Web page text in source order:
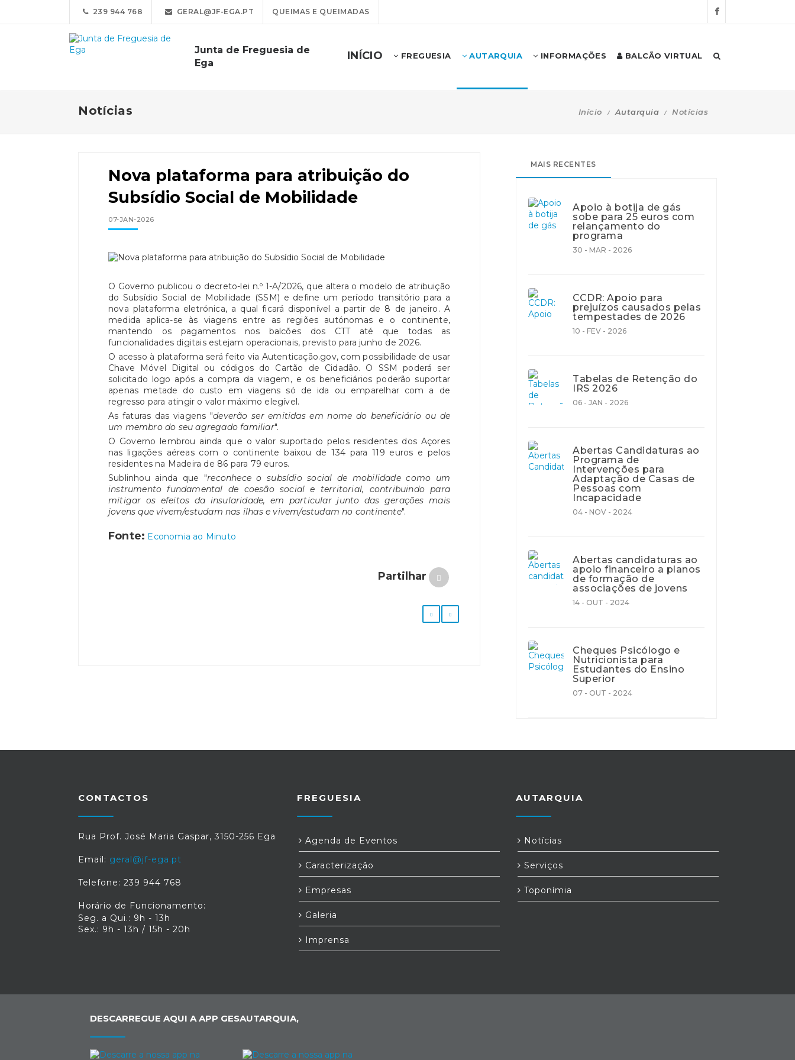
239 944 768 GERAL@JF-EGA.PT QUEIMAS E QUEIMADAS
Junta de Freguesia de
Ega
INÍCIO FREGUESIA AUTARQUIA INFORMAÇÕES BALCÃO VIRTUAL
Notícias Início Autarquia Notícias
Nova plataforma para atribuição do
Subsídio Social de Mobilidade
07-JAN-2026
O Governo publicou o decreto-lei n.º 1-A/2026, que altera o modelo de atribuição
do Subsídio Social de Mobilidade (SSM) e define um período transitório para a
nova plataforma eletrónica, a qual ficará disponível a partir de 8 de janeiro. A
medida aplica-se às viagens entre as regiões autónomas e o continente,
mantendo os pagamentos nos balcões dos CTT até que todas as
funcionalidades digitais estejam operacionais, previsto para junho de 2026.
O acesso à plataforma será feito via Autenticação.gov, com possibilidade de usar
Chave Móvel Digital ou códigos do Cartão de Cidadão. O SSM poderá ser
solicitado logo após a compra da viagem, e os beneficiários poderão suportar
apenas metade do custo em viagens só de ida ou emparelhar com a de
regresso para atingir o valor máximo elegível.
As faturas das viagens "deverão ser emitidas em nome do beneficiário ou de
um membro do seu agregado familiar".
O Governo lembrou ainda que o valor suportado pelos residentes dos Açores
nas ligações aéreas com o continente baixou de 134 para 119 euros e pelos
residentes na Madeira de 86 para 79 euros.
Sublinhou ainda que "reconhece o subsídio social de mobilidade como um
instrumento fundamental de coesão social e territorial, contribuindo para
mitigar os efeitos da insularidade, em particular junto das gerações mais
jovens que vivem/estudam nas ilhas e vivem/estudam no continente".
Fonte: Economia ao Minuto
Partilhar
MAIS RECENTES
Apoio à botija de gás
sobe para 25 euros com
relançamento do
programa
30 - MAR - 2026
CCDR: Apoio para
prejuízos causados pelas
tempestades de 2026
10 - FEV - 2026
Tabelas de Retenção do
IRS 2026
06 - JAN - 2026
Abertas Candidaturas ao
Programa de
Intervenções para
Adaptação de Casas de
Pessoas com
Incapacidade
04 - NOV - 2024
Abertas candidaturas ao
apoio financeiro a planos
de formação de
associações de jovens
14 - OUT - 2024
Cheques Psicólogo e
Nutricionista para
Estudantes do Ensino
Superior
07 - OUT - 2024
CONTACTOS
Rua Prof. José Maria Gaspar, 3150-256 Ega
Email: geral@jf-ega.pt
Telefone: 239 944 768
Horário de Funcionamento:
Seg. a Qui.: 9h - 13h
Sex.: 9h - 13h / 15h - 20h
FREGUESIA
Agenda de Eventos
Caracterização
Empresas
Galeria
Imprensa
AUTARQUIA
Notícias
Serviços
Toponímia
DESCARREGUE AQUI A APP GESAUTARQUIA,